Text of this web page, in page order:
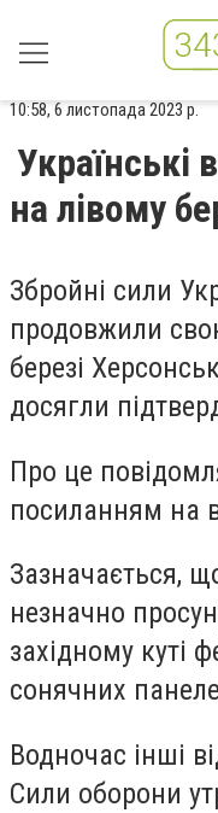
10:58, 6 листопада 2023 р.
Українські
на лівому
Збройні сили
продовжили
березі
досягли
Про це
посиланням на
Зазначається,
незначно
західному куті
сонячних
Водночас інші
Сили оборони